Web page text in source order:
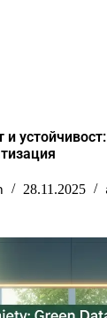
и
28.11.2025